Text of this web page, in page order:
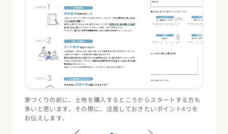
家づくりの前に、土地を購入するところからスタートする方も
多いと思います。その際に、注意しておきたいポイント4つを
お伝えします。